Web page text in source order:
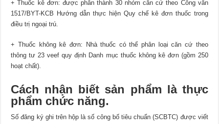
+ Thuốc kê đơn: được phân thành 30 nhóm căn cứ theo Công văn
1517/BYT-KCB Hướng dẫn thực hiện Quy chế kê đơn thuốc trong
điều trị ngoại trú.
+ Thuốc không kê đơn: Nhà thuốc có thể phân loại căn cứ theo
thông tư 23 veef quy định Danh mục thuốc không kê đơn (gồm 250
hoạt chất).
Cách nhận biết sản phẩm là thực
phẩm chức năng.
Số đăng ký ghi trên hộp là số công bố tiêu chuẩn (SCBTC) được viết